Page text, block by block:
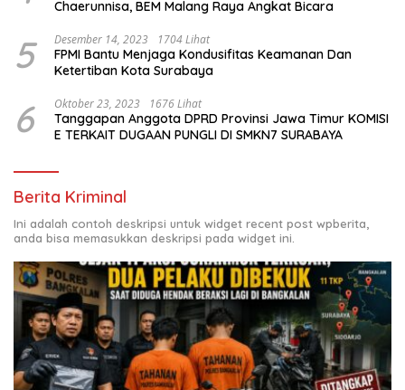
Chaerunnisa, BEM Malang Raya Angkat Bicara
5 Desember 14, 2023 1704 Lihat
FPMI Bantu Menjaga Kondusifitas Keamanan Dan
Ketertiban Kota Surabaya
6 Oktober 23, 2023 1676 Lihat
Tanggapan Anggota DPRD Provinsi Jawa Timur KOMISI
E TERKAIT DUGAAN PUNGLI DI SMKN7 SURABAYA
Berita Kriminal
Ini adalah contoh deskripsi untuk widget recent post wpberita,
anda bisa memasukkan deskripsi pada widget ini.